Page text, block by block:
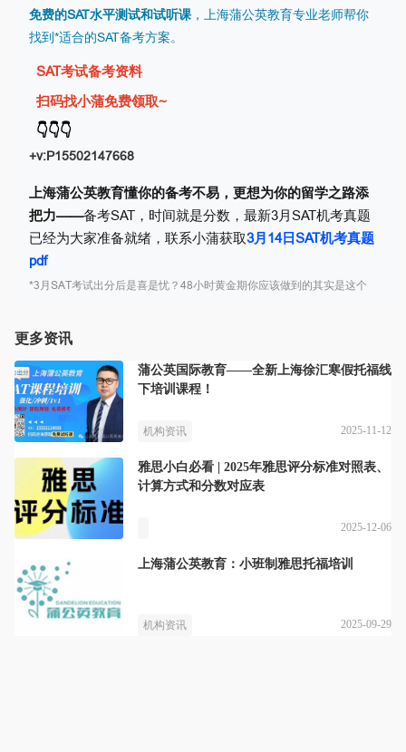
免费的SAT水平测试和试听课， 上海蒲公英教育专业老师帮你
找到*适合的SAT备考方案。
SAT考试备考资料
扫码找小蒲免费领取~
👇👇👇
+v:P15502147668
上海蒲公英教育懂你的备考不易，更想为你的留学之路添
把力——备考SAT，时间就是分数， 最新3月SAT机考真题
已经为大家准备就绪，联系小蒲获取3月14日SAT机考真题
pdf
*3 月SAT考试出分后是喜是忧？48小时黄金期你应该做到的其实是这个
更多资讯
蒲公英国际教育——全新上海徐汇寒假托福线
下培训课程！
机构资讯 2025-11-12
雅思小白必看 | 2025年雅思评分标准对照表、
计算方式和分数对应表
2025-12-06
上海蒲公英教育：小班制雅思托福培训
机构资讯 2025-09-29